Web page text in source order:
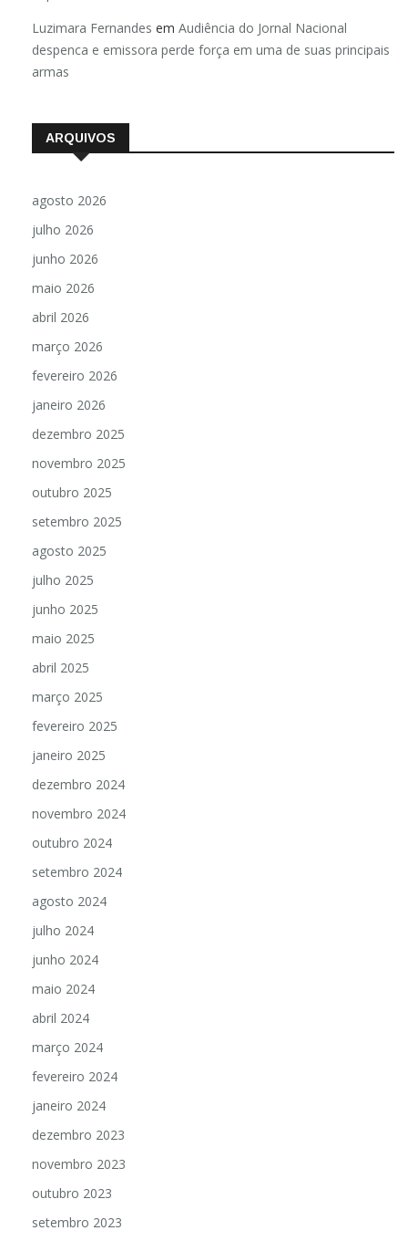
Luzimara Fernandes em Audiência do Jornal Nacional
despenca e emissora perde força em uma de suas principais
armas
ARQUIVOS
agosto 2026
julho 2026
junho 2026
maio 2026
abril 2026
março 2026
fevereiro 2026
janeiro 2026
dezembro 2025
novembro 2025
outubro 2025
setembro 2025
agosto 2025
julho 2025
junho 2025
maio 2025
abril 2025
março 2025
fevereiro 2025
janeiro 2025
dezembro 2024
novembro 2024
outubro 2024
setembro 2024
agosto 2024
julho 2024
junho 2024
maio 2024
abril 2024
março 2024
fevereiro 2024
janeiro 2024
dezembro 2023
novembro 2023
outubro 2023
setembro 2023